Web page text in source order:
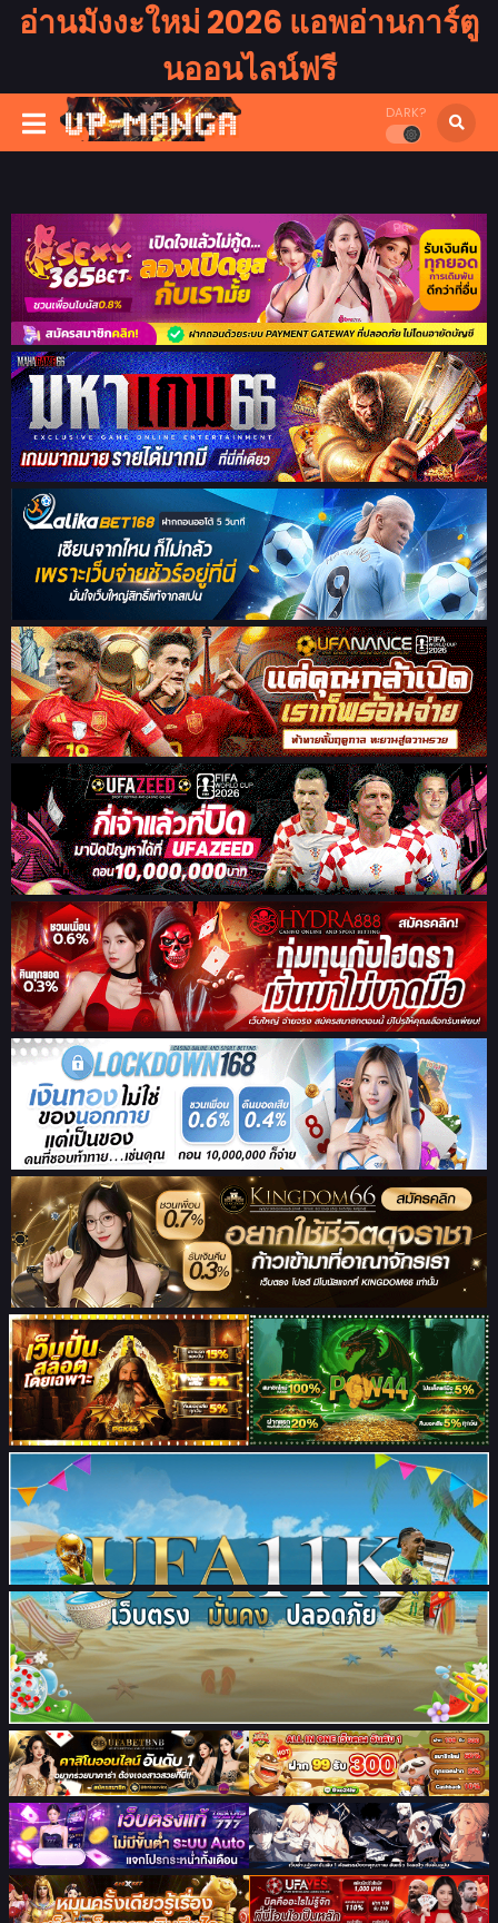
อ่านมังงะใหม่ 2026 แอพอ่านการ์ตู
นออนไลน์ฟรี
DARK?